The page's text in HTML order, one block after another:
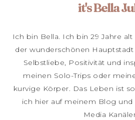
it's Bella
Ich bin Bella. Ich bin 29 Jahre
der wunderschönen
Selbstliebe, Positivität und
meinen Solo-Trips oder
kurvige Körper. Das Leben ist
ich hier auf meinem Blog und
Media